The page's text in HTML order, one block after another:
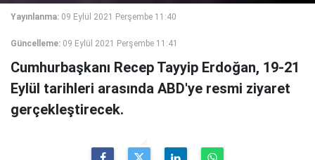
Yayınlanma: 09 Eylül 2021 Perşembe 11:40
Güncelleme: 09 Eylül 2021 Perşembe 11:41
Cumhurbaşkanı Recep Tayyip Erdoğan, 19-21
Eylül tarihleri arasında ABD'ye resmi ziyaret
gerçekleştirecek.